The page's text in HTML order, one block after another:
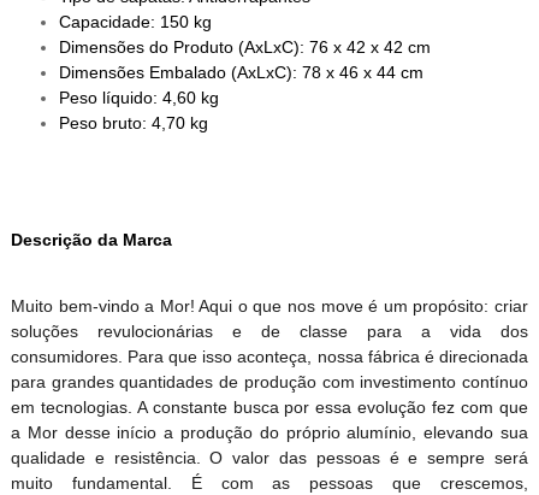
Capacidade: 150 kg
Dimensões do Produto (AxLxC): 76 x 42 x 42 cm
Dimensões Embalado (AxLxC): 78 x 46 x 44 cm
Peso líquido: 4,60 kg
Peso bruto: 4,70 kg
Descrição da Marca
Muito bem-vindo a Mor! Aqui o que nos move é um propósito: criar
soluções revulocionárias e de classe para a vida dos
consumidores. Para que isso aconteça, nossa fábrica é direcionada
para grandes quantidades de produção com investimento contínuo
em tecnologias. A constante busca por essa evolução fez com que
a Mor desse início a produção do próprio alumínio, elevando sua
qualidade e resistência. O valor das pessoas é e sempre será
muito fundamental. É com as pessoas que crescemos,